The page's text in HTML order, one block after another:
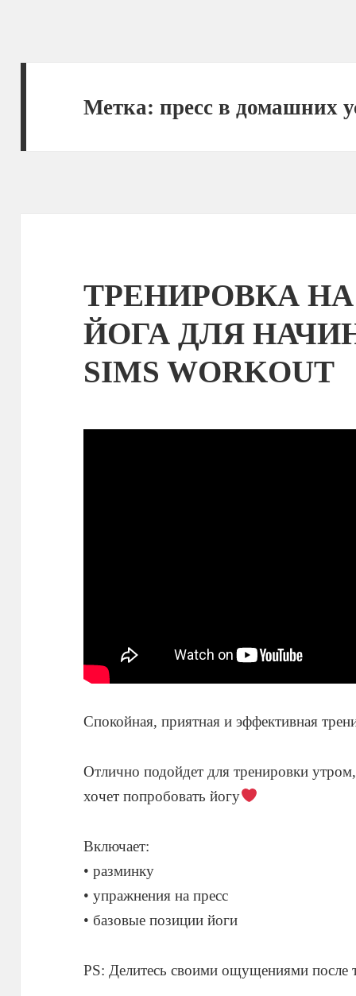
Метка:пресс в домашних
ТРЕНИРОВКА
ЙОГА ДЛЯ
SIMS WORKOUT
Спокойная, приятная и эффективная
Отлично подойдет для тренировки
хочет попробовать йогу
Включает:
• разминку
• упражнения на пресс
• базовые позиции йоги
PS: Делитесь своими ощущениями после